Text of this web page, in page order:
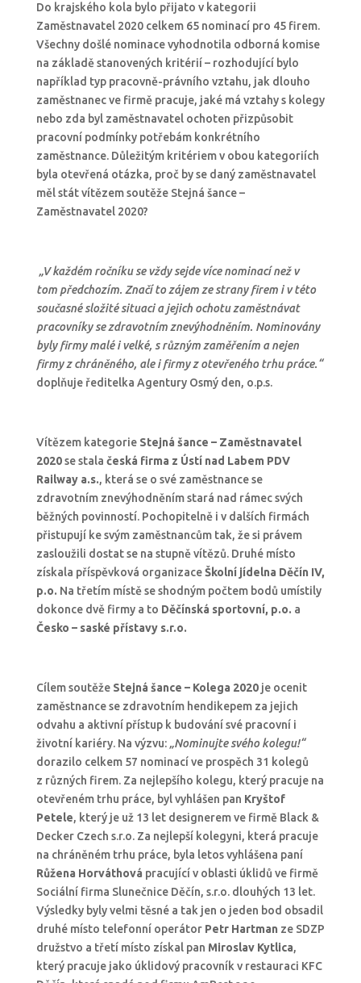
Do krajského kola bylo přijato v kategorii
Zaměstnavatel 2020 celkem 65 nominací pro 45 firem.
Všechny došlé nominace vyhodnotila odborná komise
na základě stanovených kritérií – rozhodující bylo
například typ pracovně-právního vztahu, jak dlouho
zaměstnanec ve firmě pracuje, jaké má vztahy s kolegy
nebo zda byl zaměstnavatel ochoten přizpůsobit
pracovní podmínky potřebám konkrétního
zaměstnance. Důležitým kritériem v obou kategoriích
byla otevřená otázka, proč by se daný zaměstnavatel
měl stát vítězem soutěže Stejná šance –
Zaměstnavatel 2020?
„V každém ročníku se vždy sejde více nominací než v
tom předchozím. Značí to zájem ze strany firem i v této
současné složité situaci a jejich ochotu zaměstnávat
pracovníky se zdravotním znevýhodněním. Nominovány
byly firmy malé i velké, s různým zaměřením a nejen
firmy z chráněného, ale i firmy z otevřeného trhu práce.“
doplňuje ředitelka Agentury Osmý den, o.p.s.
Vítězem kategorie Stejná šance – Zaměstnavatel
2020se stala česká firma z Ústí nad Labem PDV
Railway a.s., která se o své zaměstnance se
zdravotním znevýhodněním stará nad rámec svých
běžných povinností. Pochopitelně i v dalších firmách
přistupují ke svým zaměstnancům tak, že si právem
zasloužili dostat se na stupně vítězů. Druhé místo
získala příspěvková organizaceŠkolní jídelna Děčín IV,
p.o. Na třetím místě se shodným počtem bodů umístily
dokonce dvě firmy a to Děčínská sportovní, p.o. a
Česko – saské přístavy s.r.o.
Cílem soutěže Stejná šance – Kolega 2020je ocenit
zaměstnance se zdravotním hendikepem za jejich
odvahu a aktivní přístup k budování své pracovní i
životní kariéry. Na výzvu: „Nominujte svého kolegu!“
dorazilo celkem 57 nominací ve prospěch 31 kolegů
z různých firem. Za nejlepšího kolegu, který pracuje na
otevřeném trhu práce, byl vyhlášen pan Kryštof
Petele, který je už 13 let designerem ve firmě Black &
Decker Czech s.r.o. Za nejlepší kolegyni, která pracuje
na chráněném trhu práce, byla letos vyhlášena paní
Růžena Horváthová pracující v oblasti úklidů ve firmě
Sociální firma Slunečnice Děčín, s.r.o. dlouhých 13 let.
Výsledky byly velmi těsné a tak jen o jeden bod obsadil
druhé místo telefonní operátor Petr Hartman ze SDZP
družstvo a třetí místo získal pan Miroslav Kytlica,
který pracuje jako úklidový pracovník v restauraci KFC